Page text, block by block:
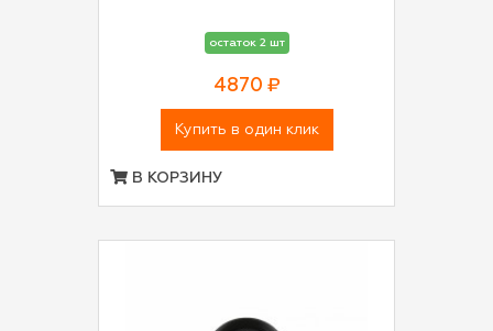
остаток 2 шт
4870 ₽
Купить в один клик
В КОРЗИНУ